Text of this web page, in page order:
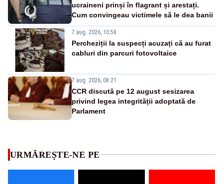
ucraineni prinși în flagrant și arestați.
Cum convingeau victimele să le dea banii
7 aug. 2026, 10:58
Percheziții la suspecți acuzați că au furat
cabluri din parcuri fotovoltaice
7 aug. 2026, 08:21
CCR discută pe 12 august sesizarea
privind legea integrității adoptată de
Parlament
URMĂREȘTE-NE PE